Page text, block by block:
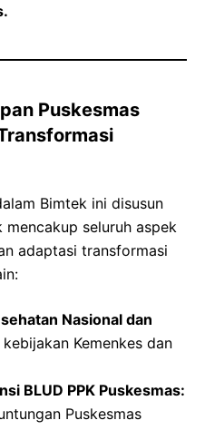
Puskesmas
Bimtek ini disusun
seluruh aspek
adaptasi transformasi
Nasional dan
kebijakan Kemenkes dan
BLUD PPK Puskesmas:
Puskesmas